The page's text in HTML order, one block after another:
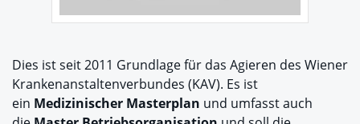
Dies ist seit 2011 Grundlage für das Agieren des Wiener
Krankenanstaltenverbundes (KAV). Es ist
ein Medizinischer Masterplan und umfasst auch